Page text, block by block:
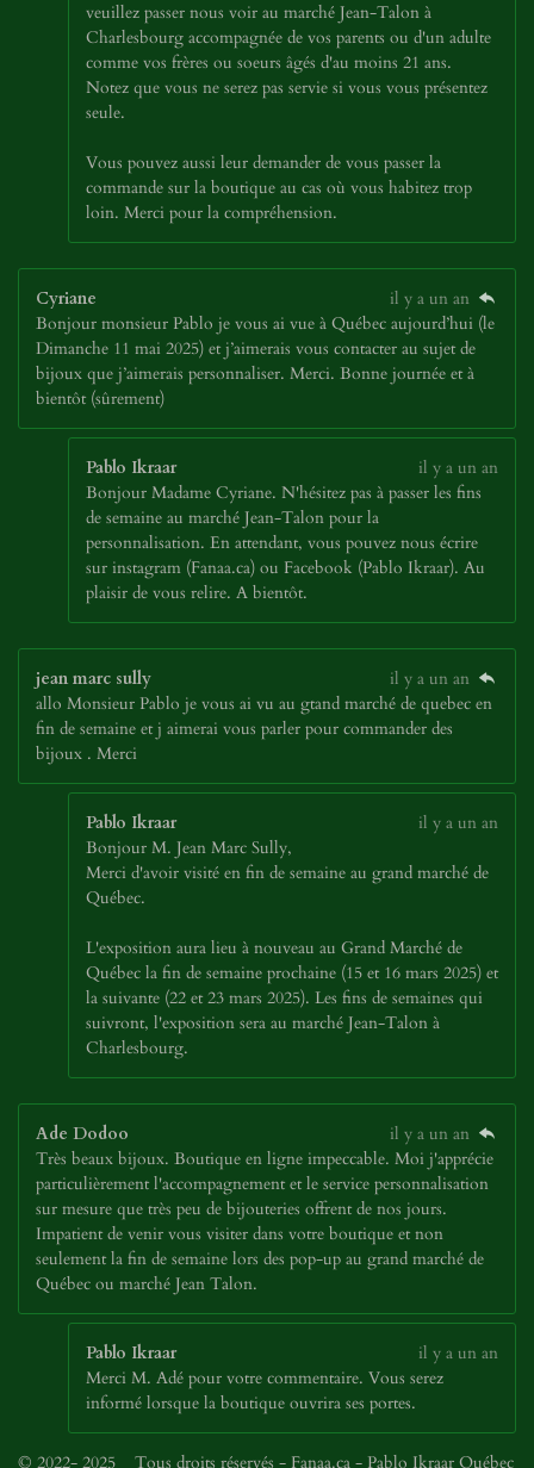
veuillez passer nous voir au marché Jean-Talon à
Charlesbourg accompagnée de vos parents ou d'un adulte
comme vos frères ou soeurs âgés d'au moins 21 ans.
Notez que vous ne serez pas servie si vous vous présentez
seule.
Vous pouvez aussi leur demander de vous passer la
commande sur la boutique au cas où vous habitez trop
loin. Merci pour la compréhension.
Cyriane
il y a un an
Bonjour monsieur Pablo je vous ai vue à Québec aujourd’hui (le
Dimanche 11 mai 2025) et j’aimerais vous contacter au sujet de
bijoux que j’aimerais personnaliser. Merci. Bonne journée et à
bientôt (sûrement)
Pablo Ikraar
il y a un an
Bonjour Madame Cyriane. N'hésitez pas à passer les fins
de semaine au marché Jean-Talon pour la
personnalisation. En attendant, vous pouvez nous écrire
sur instagram (Fanaa.ca) ou Facebook (Pablo Ikraar). Au
plaisir de vous relire. A bientôt.
jean marc sully
il y a un an
allo Monsieur Pablo je vous ai vu au gtand marché de quebec en
fin de semaine et j aimerai vous parler pour commander des
bijoux . Merci
Pablo Ikraar
il y a un an
Bonjour M. Jean Marc Sully,
Merci d'avoir visité en fin de semaine au grand marché de
Québec.
L'exposition aura lieu à nouveau au Grand Marché de
Québec la fin de semaine prochaine (15 et 16 mars 2025) et
la suivante (22 et 23 mars 2025). Les fins de semaines qui
suivront, l'exposition sera au marché Jean-Talon à
Charlesbourg.
Ade Dodoo
il y a un an
Très beaux bijoux. Boutique en ligne impeccable. Moi j'apprécie
particulièrement l'accompagnement et le service personnalisation
sur mesure que très peu de bijouteries offrent de nos jours.
Impatient de venir vous visiter dans votre boutique et non
seulement la fin de semaine lors des pop-up au grand marché de
Québec ou marché Jean Talon.
Pablo Ikraar
il y a un an
Merci M. Adé pour votre commentaire. Vous serez
informé lorsque la boutique ouvrira ses portes.
© 2022- 2025 Tous droits réservés - Fanaa.ca - Pablo Ikraar Québec